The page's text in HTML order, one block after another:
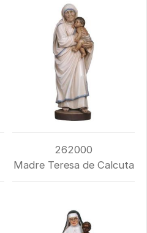
262000
Madre Teresa de Calcuta